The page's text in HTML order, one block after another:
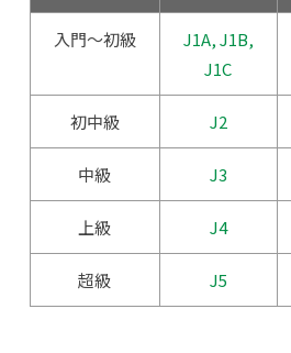
入門～初級
J1A, J1B,
J1C
初中級 J2
中級 J3
上級 J4
超級 J5